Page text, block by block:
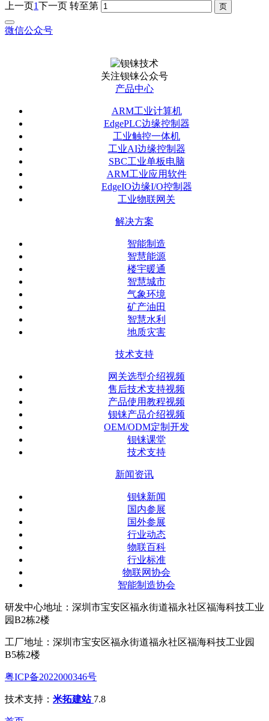
上一页1下一页 转至第
微信公众号
关注钡铼公众号
产品中心
ARM工业计算机
EdgePLC边缘控制器
工业触控一体机
工业AI边缘控制器
SBC工业单板电脑
ARM工业应用软件
EdgeIO边缘I/O控制器
工业物联网关
解决方案
智能制造
智慧能源
楼宇暖通
智慧城市
气象环境
矿产油田
智慧水利
地质灾害
技术支持
网关选型介绍视频
售后技术支持视频
产品使用教程视频
钡铼产品介绍视频
OEM/ODM定制开发
钡铼课堂
技术支持
新闻资讯
钡铼新闻
国内参展
国外参展
行业动态
物联百科
行业标准
物联网协会
智能制造协会
研发中心地址：深圳市宝安区福永街道福永社区福海科技工业
园B2栋2楼
工厂地址：深圳市宝安区福永街道福永社区福海科技工业园
B5栋2楼
粤ICP备2022000346号
技术支持： 米拓建站 7.8